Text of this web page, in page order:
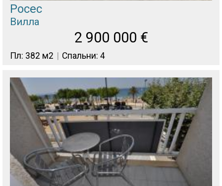
Росес
Вилла
2 900 000 €
Пл: 382 м2 Спальни: 4